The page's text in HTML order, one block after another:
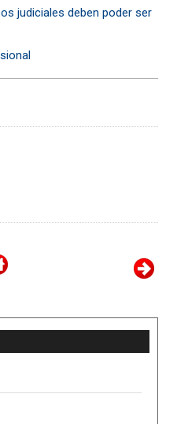
judiciales deben poder ser